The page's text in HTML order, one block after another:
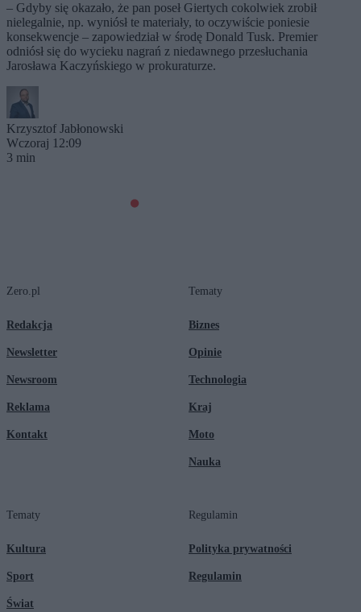
– Gdyby się okazało, że pan poseł Giertych cokolwiek zrobił
nielegalnie, np. wyniósł te materiały, to oczywiście poniesie
konsekwencje – zapowiedział w środę Donald Tusk. Premier
odniósł się do wycieku nagrań z niedawnego przesłuchania
Jarosława Kaczyńskiego w prokuraturze.
Krzysztof Jabłonowski
Wczoraj 12:09
3 min
Zero.pl
Redakcja
Newsletter
Newsroom
Reklama
Kontakt
Tematy
Biznes
Opinie
Technologia
Kraj
Moto
Nauka
Tematy
Kultura
Sport
Świat
Regulamin
Polityka prywatności
Regulamin